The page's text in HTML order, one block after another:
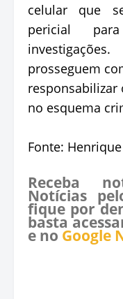
celular que
pericial
prosseguem
responsabilizar
no esquema
Fonte:
Receba
Notícias
fique por
basta
e no Google